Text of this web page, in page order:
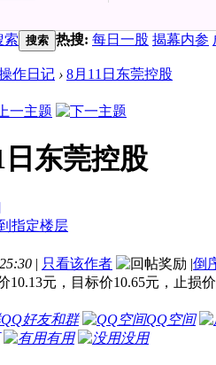
索 搜索 热搜: 每日一股 揭幕内参
作日记 › 8月11日东莞控股
日东莞控股
| 只看该作者 |倒
10.13元，目标价10.65元，止损
QQ好友和群
QQ空间
有用
没用